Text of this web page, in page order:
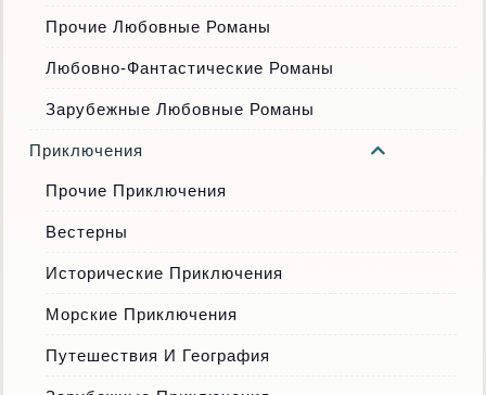
Прочие Любовные Романы
Любовно-Фантастические Романы
Зарубежные Любовные Романы
Приключения
Прочие Приключения
Вестерны
Исторические Приключения
Морские Приключения
Путешествия И География